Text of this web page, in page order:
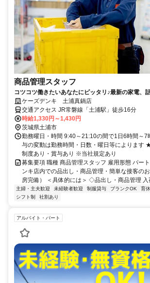
商品管理スタッフ
コツコツ働きたいあなたにピッタリ♪最新の家電、
す！【倉庫業務／品出し】
ケーズデンキ 土浦真鍋店
交通アクセス JR常磐線「土浦駅」徒歩16分
時給1,330円～1,430円
茨城県土浦市
勤務曜日・時間 9:40～21:10の間で1日6時間～
与の変動は勤務時間・日数・曜日等によります
制度あり・賞与あり ※当社規定あり
募集要項 職種 商品管理スタッフ 雇用形態 パー
ンキ店内での品出し・商品管理・簡単な接客の
房完備） ＜具体的には＞ ◇品出し・商品管理 入
主婦・主夫歓迎 未経験者歓迎 制服貸与 ブランクOK 育
シフト制
社割あり
アルバイト・パート